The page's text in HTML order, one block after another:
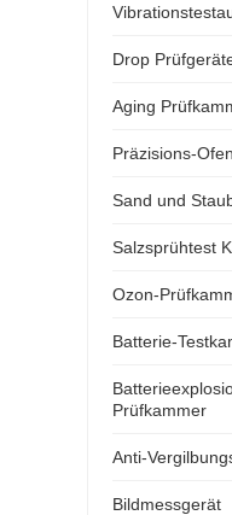
Drop
Aging
Präzisions-Ofen
Sand und
Salzsprühtest
Ozon-
Batterie-
Prüfkammer
Anti-
Bildmessgerät